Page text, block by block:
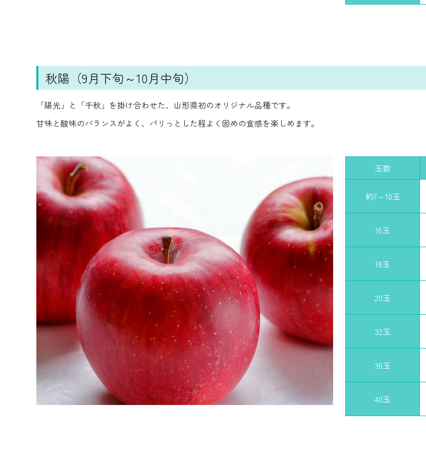
秋陽（9月下旬～10月中旬）
「陽光」と「千秋」を掛け合わせた、山形県初のオリジナル品種です。
甘味と酸味のバランスがよく、パリっとした程よく固めの食感を楽しめます。
玉数
約7～10玉
16玉
18玉
20玉
32玉
36玉
40玉